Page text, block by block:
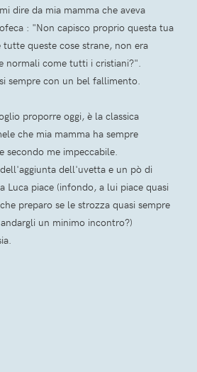
dire da mia mamma che aveva
: "Non capisco proprio questa tua
tutte queste cose strane, non era
normali come tutti i cristiani?".
sempre con un bel fallimento.
proporre oggi, è la classica
che mia mamma ha sempre
secondo me impeccabile.
dell'uvetta e un pò di
Luca piace (infondo, a lui piace quasi
preparo se le strozza quasi sempre
un minimo incontro?)